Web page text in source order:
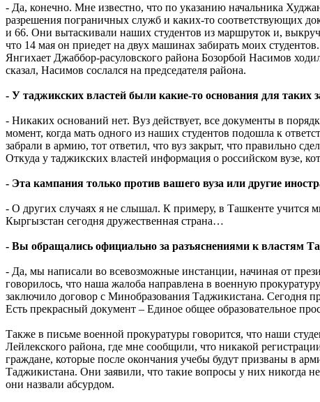
- Да, конечно. Мне известно, что по указанию начальника
разрешения пограничных служб и каких-то соответствующих
и 66. Они вытаскивали наших студентов из маршруток и,
что 14 мая он приедет на двух машинах забирать моих
Янгихает Джаббор-расуловского района Бозорбой Насимов
сказал, Насимов сослался на председателя района.
- У таджикских властей были какие-то основания для таких
- Никаких оснований нет. Вуз действует, все документы в
момент, когда мать одного из наших студентов подошла к
забрали в армию, тот ответил, что вуз закрыт, что правильно
Откуда у таджикских властей информация о российском вузе,
- Эта кампания только против вашего вуза или другие
- О других случаях я не слышал. К примеру, в Ташкенте учится
Кыргызстан сегодня дружественная страна…
- Вы обращались официально за разъяснениями к властям
- Да, мы написали во всевозможные инстанции, начиная от
говорилось, что наша жалоба направлена в военную
заключило договор с Минобразования Таджикистана. Сегодня
Есть прекрасный документ – Единое общее образовательное
Также в письме военной прокуратуры говорится, что наши
Лейлекского района, где мне сообщили, что никакой
граждане, которые после окончания учебы будут призваны в
Таджикистана. Они заявили, что такие вопросы у них никогда
они назвали абсурдом.